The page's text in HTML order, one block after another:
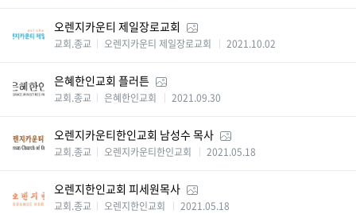
오렌지카운티 제일장로교회
교회.종교 오렌지카운티 제일장로교회 2021.10.02
은혜한인교회 플러튼
교회.종교 은혜한인교회 2021.09.30
오렌지카운티한인교회 남성수 목사
교회.종교 오렌지카운티한인교회 2021.05.18
오렌지한인교회 피세원목사
교회.종교 오렌지한인교회 2021.05.18